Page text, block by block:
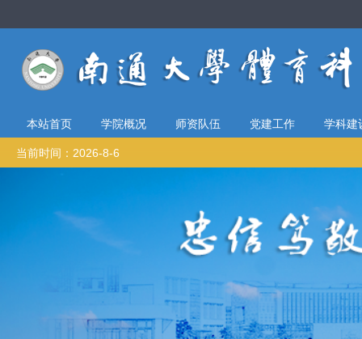
本站首页 学院概况 师资队伍 党建工作 学科建
当前时间：2026-8-6